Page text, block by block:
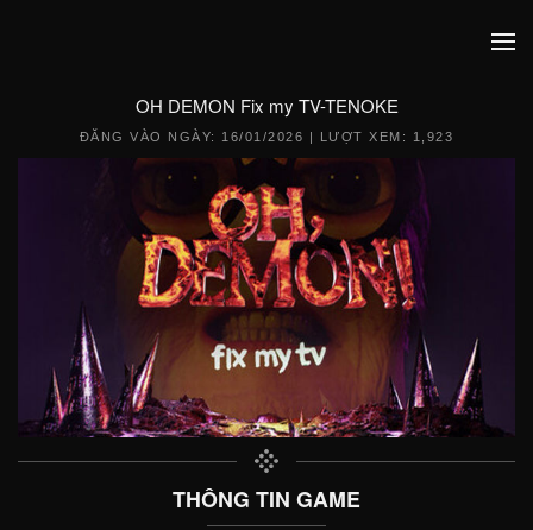
OH DEMON Fix my TV-TENOKE
ĐĂNG VÀO NGÀY: 16/01/2026 | LƯỢT XEM: 1,923
THÔNG TIN GAME